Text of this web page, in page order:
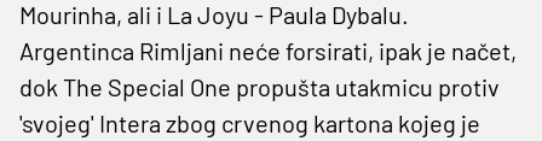
Mourinha, ali i La Joyu - Paula Dybalu.
Argentinca Rimljani neće forsirati, ipak je načet,
dok The Special One propušta utakmicu protiv
'svojeg' Intera zbog crvenog kartona kojeg je